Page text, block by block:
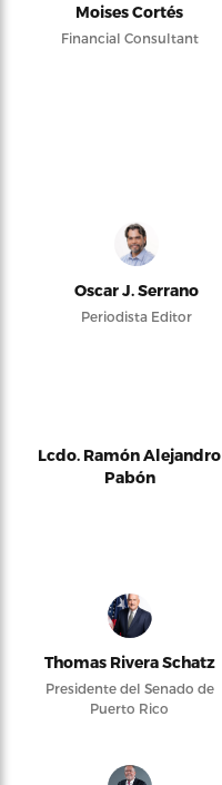
Moises Cortés
Financial Consultant
Oscar J. Serrano
Periodista Editor
Lcdo. Ramón Alejandro
Pabón
Thomas Rivera Schatz
Presidente del Senado de
Puerto Rico